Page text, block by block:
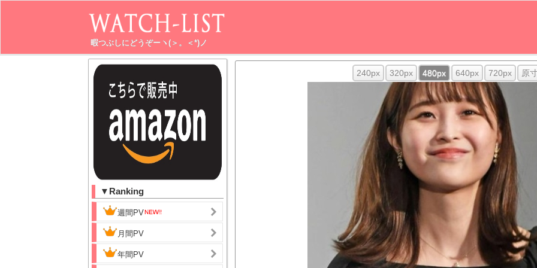
暇つぶしにどうぞーヽ(＞。＜*)ノ
▼Ranking
週間PV
月間PV
年間PV
240px 320px 480px 640px 720px 原